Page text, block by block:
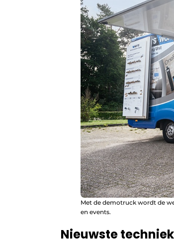
Met de demotruck wordt de
en events.
Nieuwste